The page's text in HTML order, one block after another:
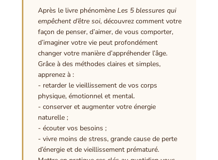
Après le livre phénomèneLes 5 blessures qui
empêchent d’être soi, découvrez comment votre
façon de penser, d’aimer, de vous comporter,
d’imaginer votre vie peut profondément
changer votre manière d’appréhender l’âge.
Grâce à des méthodes claires et simples,
apprenez à :
- retarder le vieillissement de vos corps
physique, émotionnel et mental.
- conserver et augmenter votre énergie
naturelle ;
- écouter vos besoins ;
- vivre moins de stress, grande cause de perte
d’énergie et de vieillissement prématuré.